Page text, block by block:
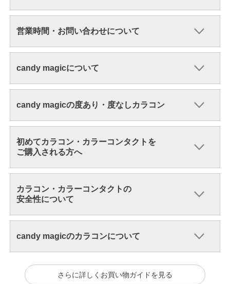
営業時間・お問い合わせについて
candy magicについて
candy magicの度あり・度なしカラコン
初めてカラコン・カラーコンタクトを
ご購入される方へ
カラコン・カラーコンタクトの
安全性について
candy magicのカラコンについて
さらに詳しくお買い物ガイドを見る